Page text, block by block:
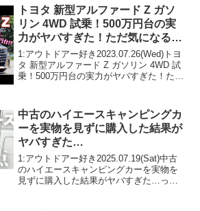
アウトドアー好...
トヨタ 新型アルファード Z ガソ
リン 4WD 試乗！500万円台の実
力がヤバすぎた！ただ気になる点
もある…TOYOTA NEW
ALPHARD Z GAS 4WD Test
Drive
1:アウトドアー好き2023.07.26(Wed)トヨ
タ 新型アルファード Z ガソリン 4WD 試
乗！500万円台の実力がヤバすぎた！ただ
中古のハイエースキャンピングカ
ーを実物を見ずに購入した結果が
ヤバすぎた…
1:アウトドアー好き2025.07.19(Sat)中古
のハイエースキャンピングカーを実物を
見ずに購入した結果がヤバすぎた…って